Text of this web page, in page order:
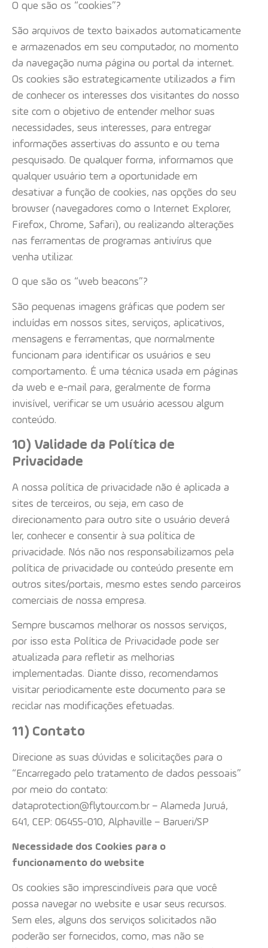
O que são os “cookies”?
São arquivos de texto baixados automaticamente
e armazenados em seu computador, no momento
da navegação numa página ou portal da internet.
Os cookies são estrategicamente utilizados a fim
de conhecer os interesses dos visitantes do nosso
site com o objetivo de entender melhor suas
necessidades, seus interesses, para entregar
informações assertivas do assunto e ou tema
pesquisado. De qualquer forma, informamos que
qualquer usuário tem a oportunidade em
desativar a função de cookies, nas opções do seu
browser (navegadores como o Internet Explorer,
Firefox, Chrome, Safari), ou realizando alterações
nas ferramentas de programas antivírus que
venha utilizar.
O que são os “web beacons”?
São pequenas imagens gráficas que podem ser
incluídas em nossos sites, serviços, aplicativos,
mensagens e ferramentas, que normalmente
funcionam para identificar os usuários e seu
comportamento. É uma técnica usada em páginas
da web e e-mail para, geralmente de forma
invisível, verificar se um usuário acessou algum
conteúdo.
10) Validade da Política de
Privacidade
A nossa política de privacidade não é aplicada a
sites de terceiros, ou seja, em caso de
direcionamento para outro site o usuário deverá
ler, conhecer e consentir à sua política de
privacidade. Nós não nos responsabilizamos pela
política de privacidade ou conteúdo presente em
outros sites/portais, mesmo estes sendo parceiros
comerciais de nossa empresa.
Sempre buscamos melhorar os nossos serviços,
por isso esta Política de Privacidade pode ser
atualizada para refletir as melhorias
implementadas. Diante disso, recomendamos
visitar periodicamente este documento para se
reciclar nas modificações efetuadas.
11) Contato
Direcione as suas dúvidas e solicitações para o
“Encarregado pelo tratamento de dados pessoais”
por meio do contato:
dataprotection@flytour.com.br – Alameda Juruá,
641, CEP: 06455-010, Alphaville – Barueri/SP
Necessidade dos Cookies para o
funcionamento do website
Os cookies são imprescindíveis para que você
possa navegar no website e usar seus recursos.
Sem eles, alguns dos serviços solicitados não
poderão ser fornecidos, como, mas não se